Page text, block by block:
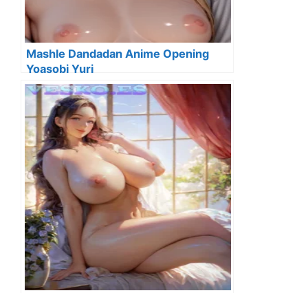
Mashle Dandadan Anime Opening
Yoasobi Yuri